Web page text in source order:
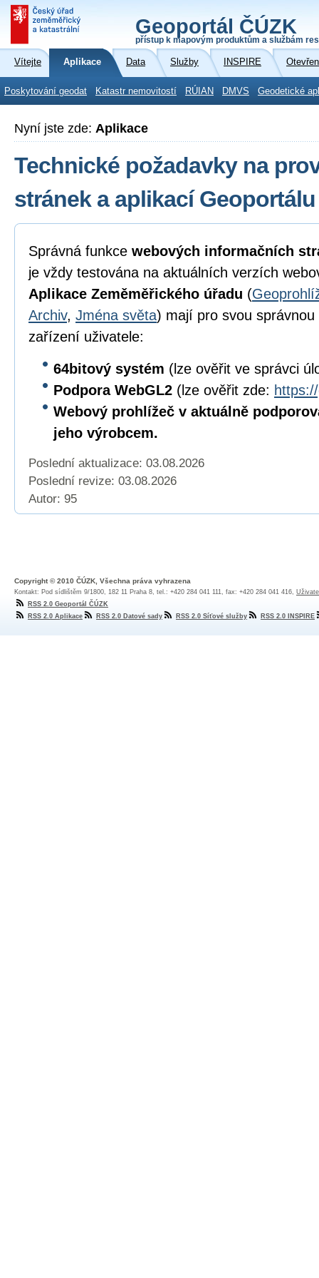
Geoportál ČÚZK
přístup k mapovým produktům a službám
Vítejte Aplikace Data Služby INSPIRE
Poskytování geodat Katastr nemovitostí RÚIAN DMVS Geodetické
Nyní jste zde: Aplikace
Technické požadavky na
stránek a aplikací Geoportálu
Správná funkce webových informačních
je vždy testována na aktuálních verzích
Aplikace Zeměměřického úřadu (
Archiv, Jména světa) mají pro svou
zařízení uživatele:
64bitový systém (lze ověřit ve správci
Podpora WebGL2 (lze ověřit zde:
Webový prohlížeč v aktuálně
jeho výrobcem.
Poslední aktualizace: 03.08.2026
Poslední revize: 03.08.2026
Autor: 95
Copyright © 2010 ČÚZK, Všechna práva vyhrazena
Kontakt: Pod sídlištěm 9/1800, 182 11 Praha 8, tel.: +420 284 041 111, fax: +420 284 041 416,
RSS 2.0 Geoportál ČÚZK
RSS 2.0 Aplikace
RSS 2.0 Datové sady RSS 2.0 Síťové služby RSS 2.0 INSPIRE